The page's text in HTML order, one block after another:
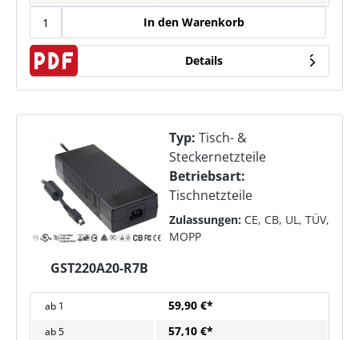
In den Warenkorb
Details
GST220A20-R7B
Typ: Tisch- &
Steckernetzteile
Betriebsart:
Tischnetzteile
Zulassungen: CE, CB, UL, TÜV,
MOPP
ab 1 59,90 €*
ab5 57,10 €*